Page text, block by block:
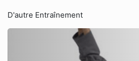
D'autre Entraînement